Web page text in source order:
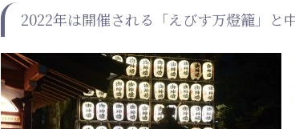
2022年は開催される「えびす万燈籠」と